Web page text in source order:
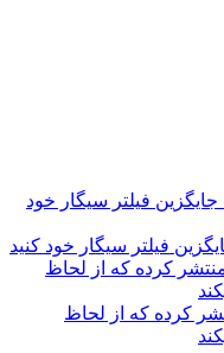
فیلتر سیگار خود کنید
کرده که از لحاظ